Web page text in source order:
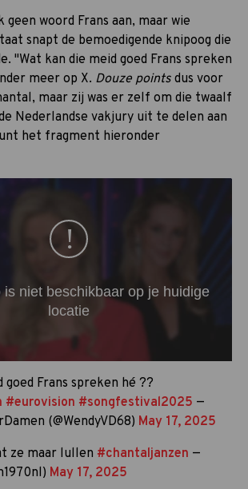
woord Frans aan, maar wie
snapt de bemoedigende knipoog die
"Wat kan die meid goed Frans spreken
meer op X. Douze points dus voor
maar zij was er zelf om die twaalf
Nederlandse vakjury uit te delen aan
het fragment hieronder
goed Frans spreken hé ??
#eurovision #songfestival2025 —
(@WendyVD68) May 17, 2025
ze maar lullen #chantaljanzen —
May 17, 2025